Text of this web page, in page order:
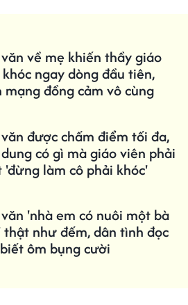
về mẹ khiến thầy giáo
ngay dòng đầu tiên,
mạng đồng cảm vô cùng
được chấm điểm tối đa,
có gì mà giáo viên phải
'đừng làm cô phải khóc'
'nhà em có nuôi một bà
thật như đếm, dân tình đọc
ôm bụng cười